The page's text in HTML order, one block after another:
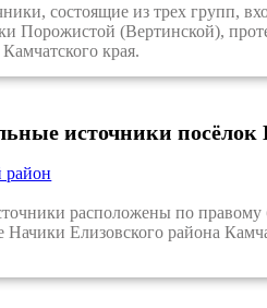
состоящие из трех групп,
Порожистой (Вертинской),
края.
источники посёлок
район
расположены по правому
Елизовского района